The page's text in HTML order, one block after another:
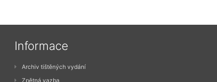
Informace
Archiv tištěných vydání
Zpětná vazba